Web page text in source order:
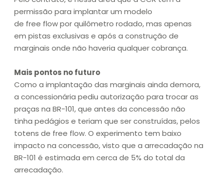
permissão para implantar um modelo
de free flow por quilômetro rodado, mas apenas
em pistas exclusivas e após a construção de
marginais onde não haveria qualquer cobrança.
Mais pontos no futuro
Como a implantação das marginais ainda demora,
a concessionária pediu autorização para trocar as
praças na BR-101, que antes da concessão não
tinha pedágios e teriam que ser construídas, pelos
totens de free flow. O experimento tem baixo
impacto na concessão, visto que a arrecadação na
BR-101 é estimada em cerca de 5% do total da
arrecadação.